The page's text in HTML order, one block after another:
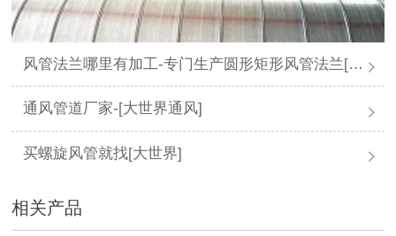
风管法兰哪里有加工-专门生产圆形矩形风管法兰[大世界通风]
通风管道厂家-[大世界通风]
买螺旋风管就找[大世界]
相关产品